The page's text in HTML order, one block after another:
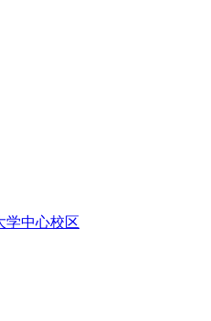
学中心校区